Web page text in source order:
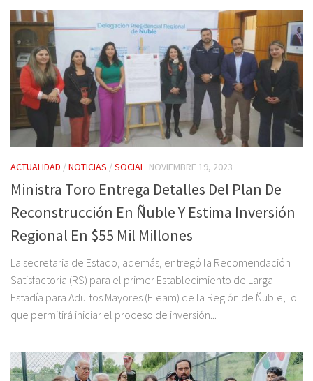
ACTUALIDAD /NOTICIAS /SOCIAL NOVIEMBRE 19, 2023
Ministra Toro Entrega Detalles Del Plan De
Reconstrucción En Ñuble Y Estima Inversión
Regional En $55 Mil Millones
La secretaria de Estado, además, entregó la Recomendación
Satisfactoria (RS) para el primer Establecimiento de Larga
Estadía para Adultos Mayores (Eleam) de la Región de Ñuble, lo
que permitirá iniciar el proceso de inversión...